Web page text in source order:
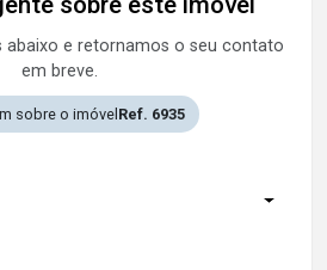
abaixo e retornamos o seu contato
em breve.
sobre o imóvelRef. 6935